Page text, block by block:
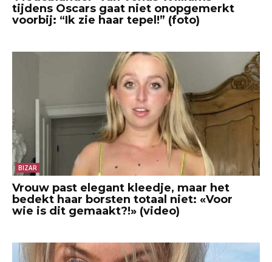
tijdens Oscars gaat niet onopgemerkt
voorbij: “Ik zie haar tepel!” (foto)
BIZAR
Vrouw past elegant kleedje, maar het
bedekt haar borsten totaal niet: «Voor
wie is dit gemaakt?!» (video)